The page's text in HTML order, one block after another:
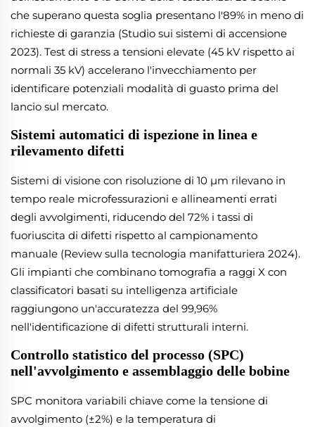
che superano questa soglia presentano l'89% in meno di
richieste di garanzia (Studio sui sistemi di accensione
2023). Test di stress a tensioni elevate (45 kV rispetto ai
normali 35 kV) accelerano l'invecchiamento per
identificare potenziali modalità di guasto prima del
lancio sul mercato.
Sistemi automatici di ispezione in linea e
rilevamento difetti
Sistemi di visione con risoluzione di 10 µm rilevano in
tempo reale microfessurazioni e allineamenti errati
degli avvolgimenti, riducendo del 72% i tassi di
fuoriuscita di difetti rispetto al campionamento
manuale (Review sulla tecnologia manifatturiera 2024).
Gli impianti che combinano tomografia a raggi X con
classificatori basati su intelligenza artificiale
raggiungono un'accuratezza del 99,96%
nell'identificazione di difetti strutturali interni.
Controllo statistico del processo (SPC)
nell'avvolgimento e assemblaggio delle bobine
SPC monitora variabili chiave come la tensione di
avvolgimento (±2%) e la temperatura di